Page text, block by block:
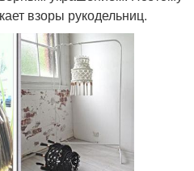
взоры рукодельниц.